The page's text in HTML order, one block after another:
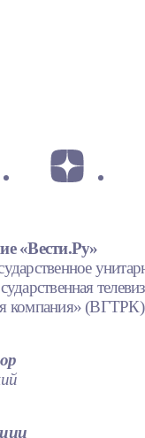
«Вести.Ру»
компания»